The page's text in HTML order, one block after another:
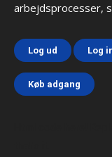
arbejdsprocesser,
Log ud Log
Køb adgang